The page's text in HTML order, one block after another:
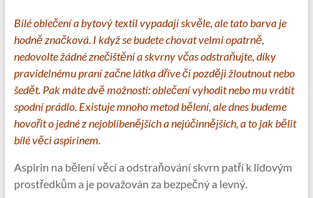
Bílé oblečení a bytový textil vypadají skvěle, ale tato barva je
hodně značková. I když se budete chovat velmi opatrně,
nedovolte žádné znečištění a skvrny včas odstraňujte, díky
pravidelnému praní začne látka dříve či později žloutnout nebo
šedět. Pak máte dvě možnosti: oblečení vyhodit nebo mu vrátit
spodní prádlo. Existuje mnoho metod bělení, ale dnes budeme
hovořit o jedné z nejoblíbenějších a nejúčinnějších, a to jak bělit
bílé věci aspirinem.
Aspirin na bělení věcí a odstraňování skvrn patří k lidovým
prostředkům a je považován za bezpečný a levný.